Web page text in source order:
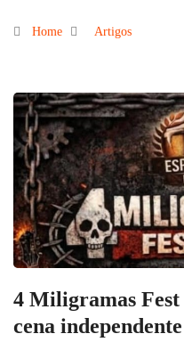
Home Artigos
4 Miligramas Fest
cena